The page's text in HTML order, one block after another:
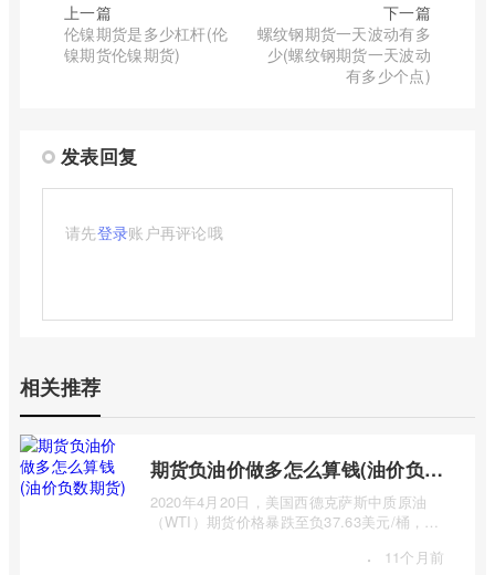
上一篇
伦镍期货是多少杠杆(伦
镍期货伦镍期货)
下一篇
螺纹钢期货一天波动有多
少(螺纹钢期货一天波动
有多少个点)
发表回复
请先登录账户再评论哦
相关推荐
期货负油价做多怎么算钱(油价负数期货)
2020年4月20日，美国西德克萨斯中质原油
（WTI）期货价格暴跌至负37.63美元/桶，这
· 11个月前